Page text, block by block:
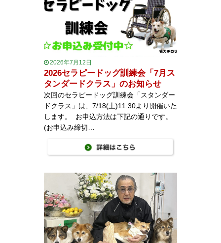
2026年7月12日
2026セラピードッグ訓練会「7月ス
タンダードクラス」のお知らせ
次回のセラピードッグ訓練会「スタンダー
ドクラス」は、7/18(土)11:30より開催いた
します。 お申込方法は下記の通りです。
(お申込み締切…